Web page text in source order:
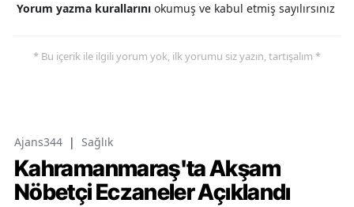
Yorum yazma kurallarını okumuş ve kabul etmiş sayılırsınız
* Bu içerik ile ilgili yorum yok, ilk yorumu siz yazın, tartışalım *
Ajans344 | Sağlık
Kahramanmaraş'ta Akşam
Nöbetçi Eczaneler Açıklandı